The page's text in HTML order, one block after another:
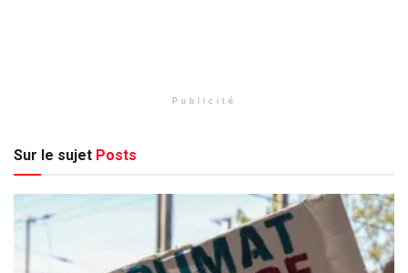
Publicité
Sur le sujet Posts